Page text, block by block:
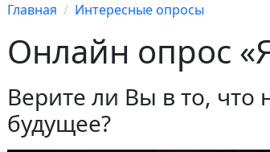
Главная Интересные опросы
Онлайн опрос
Верите ли Вы в то, что
будущее?